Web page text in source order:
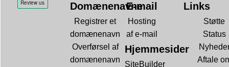
Domænenavne
Registrer et
domænenavn
Overførsel af
domænenavn
E-mail
Hosting
af e-mail
Hjemmesider
SiteBuilder
Links
Støtte
Status
Aftale